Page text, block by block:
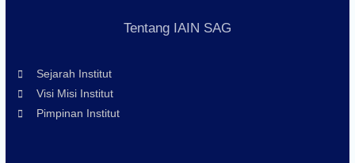
Tentang IAIN SAG
Sejarah Institut
Visi Misi Institut
Pimpinan Institut